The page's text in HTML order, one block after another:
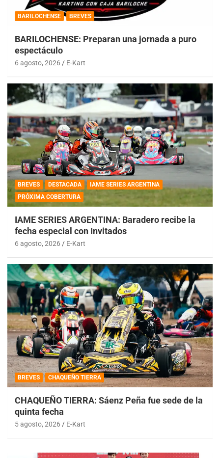
BARILOCHENSE BREVES
BARILOCHENSE: Preparan una jornada a puro
espectáculo
6 agosto, 2026 E-Kart
BREVES DESTACADA
IAME SERIES ARGENTINA
PRÓXIMA COBERTURA
IAME SERIES ARGENTINA: Baradero recibe la
fecha especial con Invitados
6 agosto, 2026 E-Kart
BREVES CHAQUEÑO TIERRA
CHAQUEÑO TIERRA: Sáenz Peña fue sede de la
quinta fecha
5 agosto, 2026 E-Kart